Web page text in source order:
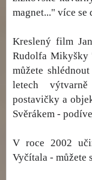
magnet..." více
Kreslený film
Rudolfa Mikyšky
můžete
letech
postavičky a
Svěrákem -
V roce 2002
Vyčítala - můžete